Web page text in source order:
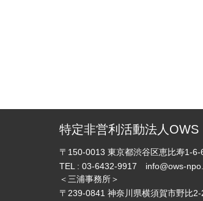
特定非営利活動法人OWS
〒150-0013 東京都渋谷区恵比寿1-6-
TEL : 03-6432-9917
info@ows-
＜三浦事務所＞
〒239-0841 神奈川県横須賀市野比